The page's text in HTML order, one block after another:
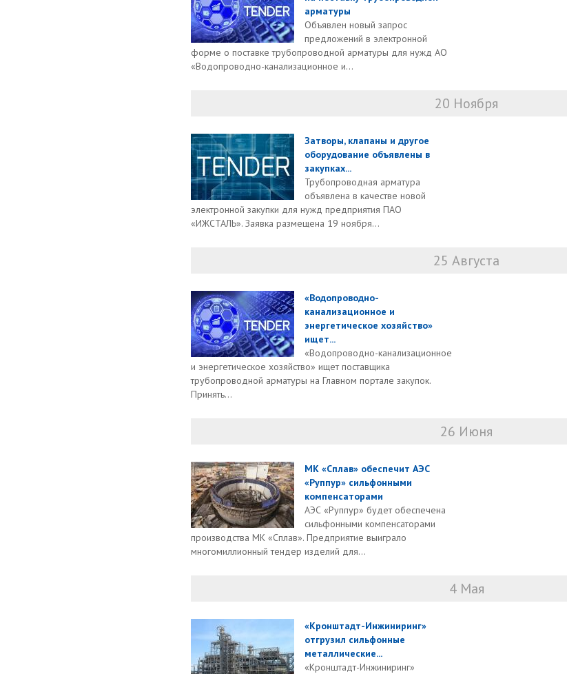
арматуры
Объявлен новый запрос
предложений в электронной
форме о поставке трубопроводной арматуры для нужд АО
«Водопроводно-канализационное и...
20 Ноября
Затворы, клапаны и другое
оборудование объявлены в
закупках...
Трубопроводная арматура
объявлена в качестве новой
электронной закупки для нужд предприятия ПАО
«ИЖСТАЛЬ». Заявка размещена 19 ноября...
25 Августа
«Водопроводно-
канализационное и
энергетическое хозяйство»
ищет...
«Водопроводно-канализационное
и энергетическое хозяйство» ищет поставщика
трубопроводной арматуры на Главном портале закупок.
Принять...
26 Июня
МК «Сплав» обеспечит АЭС
«Руппур» сильфонными
компенсаторами
АЭС «Руппур» будет обеспечена
сильфонными компенсаторами
производства МК «Сплав». Предприятие выиграло
многомиллионный тендер изделий для...
4 Мая
«Кронштадт-Инжиниринг»
отгрузил сильфонные
металлические...
«Кронштадт-Инжиниринг»